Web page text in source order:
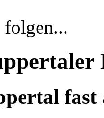
fast